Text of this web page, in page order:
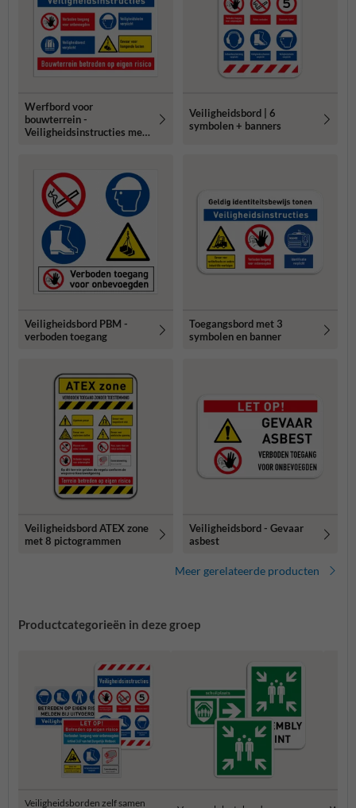
Werfbord voor
bouwterrein -
Veiligheidsinstructies met
Veiligheidsbord | 6
symbolen + banners
Veiligheidsbord PBM -
verboden toegang
Toegangsbord met 3
symbolen en banner
Veiligheidsbord ATEX zone
met 8 pictogrammen
Veiligheidsbord - Gevaar
asbest
Meer gerelateerde producten
Productcategorieën in deze groep
Veiligheidsborden zelf samen